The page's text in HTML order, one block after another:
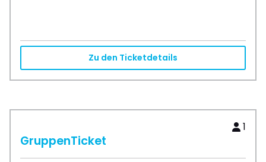
Zu den Ticketdetails
1
GruppenTicket